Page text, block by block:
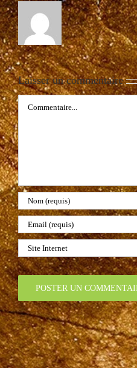
Laisser un commentaire
Commentaire